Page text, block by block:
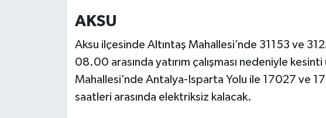
AKSU
Aksu ilçesinde Altıntaş Mahallesi’nde 31153 ve
08.00 arasında yatırım çalışması nedeniyle
Mahallesi’nde Antalya-Isparta Yolu ile 17027 ve
saatleri arasında elektriksiz kalacak.